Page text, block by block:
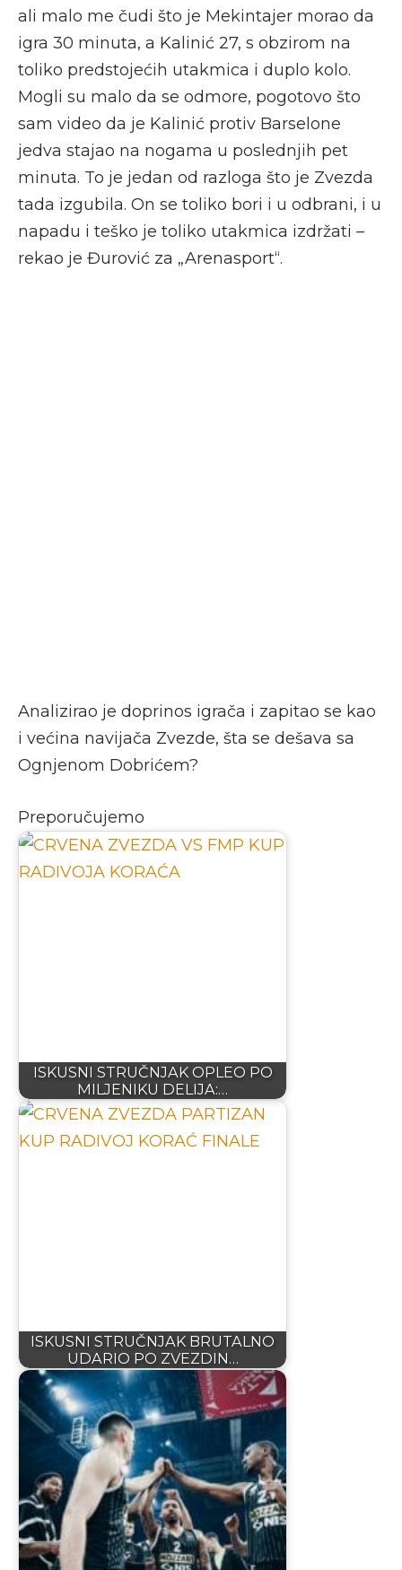
ali malo me čudi što je Mekintajer morao da
igra 30 minuta, a Kalinić 27, s obzirom na
toliko predstojećih utakmica i duplo kolo.
Mogli su malo da se odmore, pogotovo što
sam video da je Kalinić protiv Barselone
jedva stajao na nogama u poslednjih pet
minuta. To je jedan od razloga što je Zvezda
tada izgubila. On se toliko bori i u odbrani, i u
napadu i teško je toliko utakmica izdržati –
rekao je Đurović za „Arenasport“.
Analizirao je doprinos igrača i zapitao se kao
i većina navijača Zvezde, šta se dešava sa
Ognjenom Dobrićem?
Preporučujemo
ISKUSNI STRUČNJAK OPLEO PO
MILJENIKU DELIJA:…
ISKUSNI STRUČNJAK BRUTALNO
UDARIO PO ZVEZDIN…